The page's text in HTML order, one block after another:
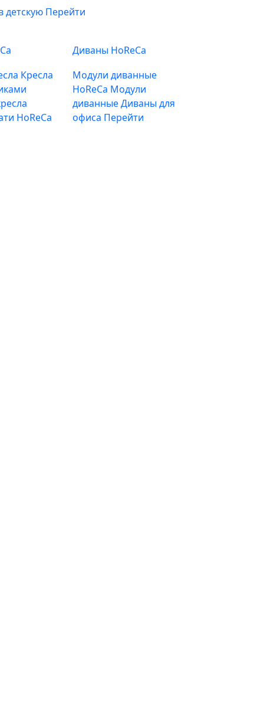
детскую Перейти
Кресла
HoReCa
Диваны HoReCa
Модули диванные
HoReCa Модули
диванныеДиваны для
офиса Перейти